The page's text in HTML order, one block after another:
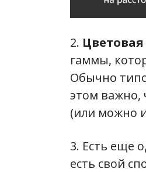
2.
гаммы,
Обычно
этом важно,
(или можно
3. Есть еще
есть свой